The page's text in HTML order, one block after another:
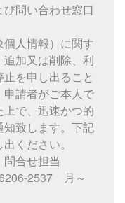
び問い合わせ窓口
人情報）に関す
加又は削除、利
を申し出ること
請者がご本人で
で、迅速かつ的
致します。下記
ください。
合せ担当
2537 月～